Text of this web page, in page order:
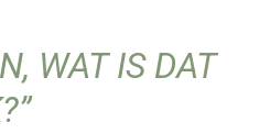
WAT IS DAT